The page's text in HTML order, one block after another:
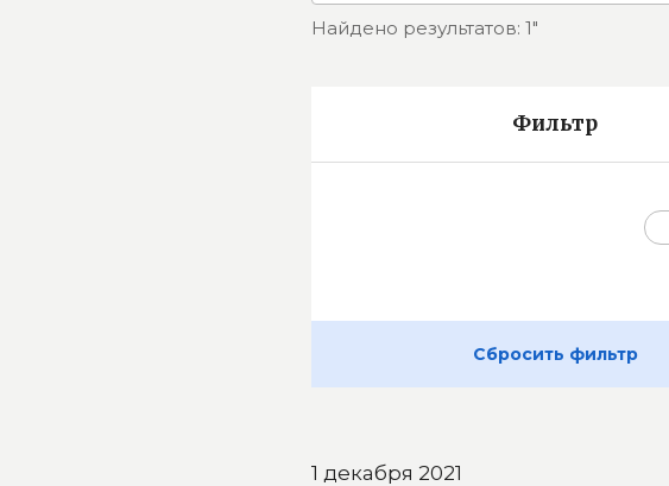
Найдено результатов: 1"
Фильтр
Сбросить фильтр
1 декабря 2021